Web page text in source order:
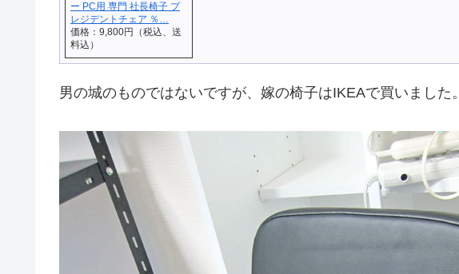
ー PC用 専門 社長椅子 プ
レジデントチェア ％…
価格：9,800円（税込、送
料込）
男の城のものではないですが、嫁の椅子はIKEAで買いました。